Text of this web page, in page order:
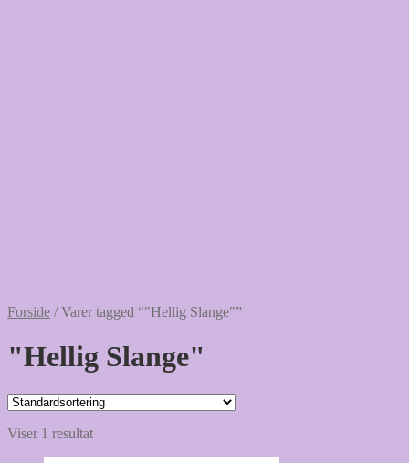
Forside /Varer tagged “"Hellig Slange"”
"Hellig Slange"
Viser 1 resultat